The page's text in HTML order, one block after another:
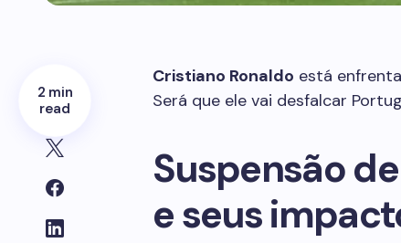
2 min
read
Cristiano Ronaldo está
Será que ele vai desfalcar
Suspensão
e seus